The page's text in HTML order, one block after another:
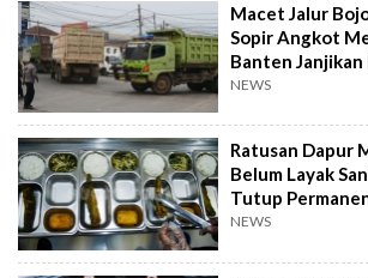
Macet Jalur
Sopir Angkot
Banten Janjikan
Hari Lagi
NEWS
Ratusan Dapur
Belum Layak
Tutup
NEWS